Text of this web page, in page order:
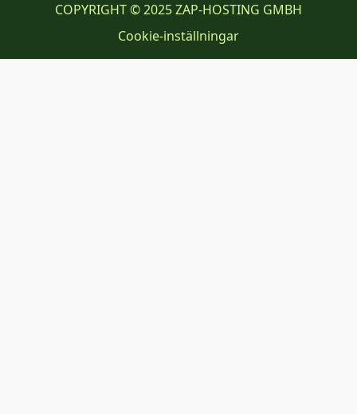
COPYRIGHT © 2025 ZAP-HOSTING GMBH
Cookie-inställningar